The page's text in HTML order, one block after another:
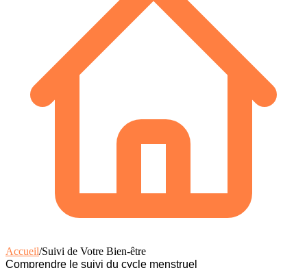
Accueil/Suivi de Votre Bien-être
Comprendre le suivi du cycle menstruel